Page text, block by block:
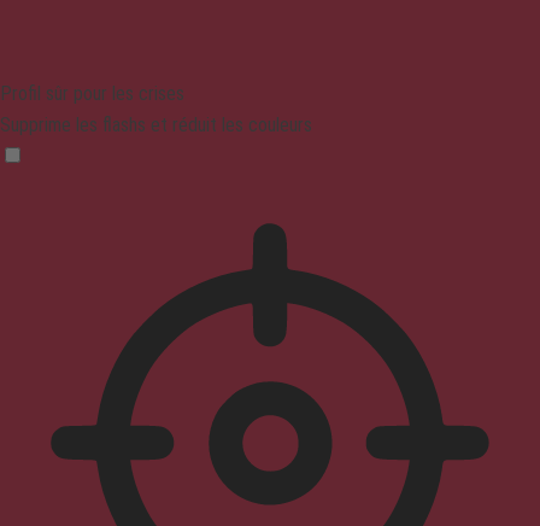
Profil sûr pour les crises
Supprime les flashs et réduit les couleurs